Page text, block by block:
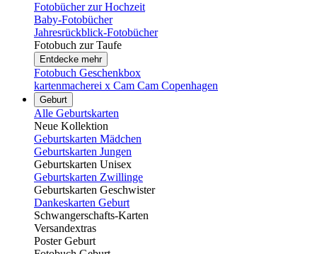
Fotobücher zur Hochzeit
Baby-Fotobücher
Jahresrückblick-Fotobücher
Fotobuch zur Taufe
Entdecke mehr
Fotobuch Geschenkbox
kartenmacherei x Cam Cam Copenhagen
Geburt
Alle Geburtskarten
Neue Kollektion
Geburtskarten Mädchen
Geburtskarten Jungen
Geburtskarten Unisex
Geburtskarten Zwillinge
Geburtskarten Geschwister
Dankeskarten Geburt
Schwangerschafts-Karten
Versandextras
Poster Geburt